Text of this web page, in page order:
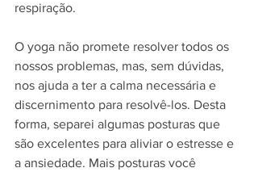
respiração.
O yoga não promete resolver todos os
nossos problemas, mas, sem dúvidas,
nos ajuda a ter a calma necessária e
discernimento para resolvê-los. Desta
forma, separei algumas posturas que
são excelentes para aliviar o estresse e
a ansiedade. Mais posturas você